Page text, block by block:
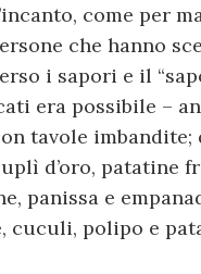
come per
che hanno
i sapori e il
era possibile –
tavole
d’oro, patatine
panissa e
cuculi, polipo e